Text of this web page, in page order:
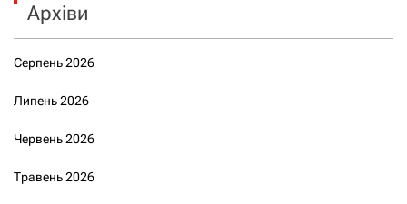
Архіви
Серпень 2026
Липень 2026
Червень 2026
Травень 2026